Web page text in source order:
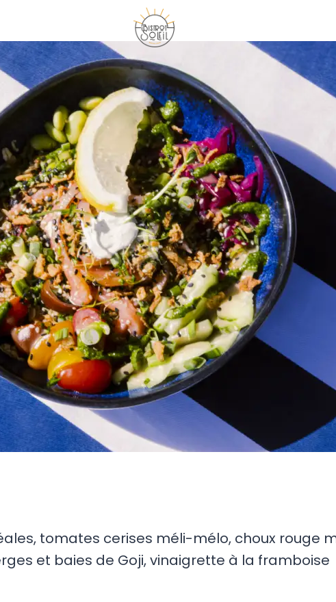
tomates cerises méli-mélo, choux rouge
et baies de Goji, vinaigrette à la framboise